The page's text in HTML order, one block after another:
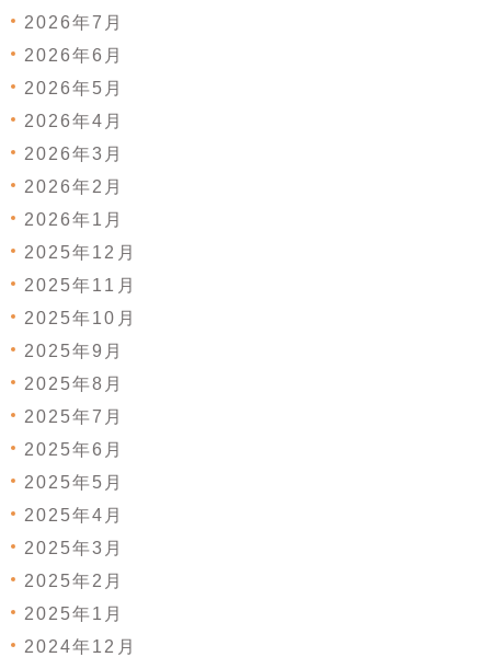
2026年7月
2026年6月
2026年5月
2026年4月
2026年3月
2026年2月
2026年1月
2025年12月
2025年11月
2025年10月
2025年9月
2025年8月
2025年7月
2025年6月
2025年5月
2025年4月
2025年3月
2025年2月
2025年1月
2024年12月